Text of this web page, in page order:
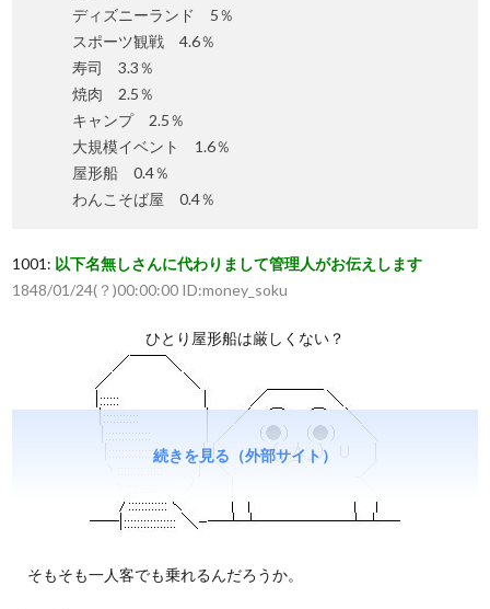
ディズニーランド 5％
スポーツ観戦 4.6％
寿司 3.3％
焼肉 2.5％
キャンプ 2.5％
大規模イベント 1.6％
屋形船 0.4％
わんこそば屋 0.4％
1001: 以下名無しさんに代わりまして管理人がお伝えします
1848/01/24(？)00:00:00 ID:money_soku
ひとり屋形船は厳しくない？
そもそも一人客でも乗れるんだろうか。
続きを見る（外部サイト）